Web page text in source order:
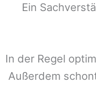
Ein
In der Regel
Außerdem